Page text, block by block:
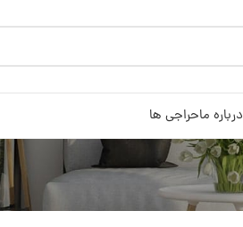
درباره ماحراجی ها